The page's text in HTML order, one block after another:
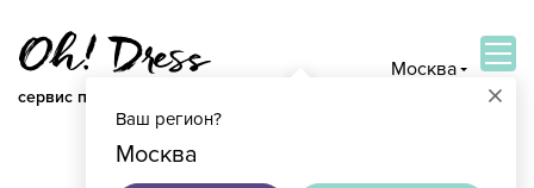
сервис по подбору свадебных платьев
Москва
×
Ваш регион?
Москва